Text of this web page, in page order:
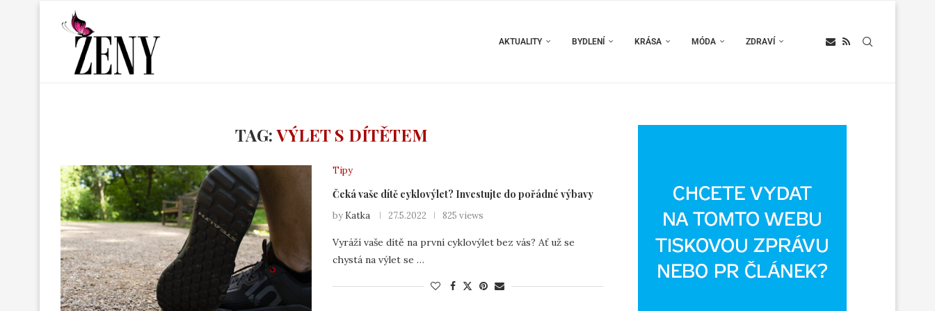
AKTUALITY BYDLENÍ KRÁSA MÓDA ZDRAVÍ
TAG:VÝLET S DÍTĚTEM
Tipy
Čeká vaše dítě cyklovýlet? Investujte do pořádné výbavy
by Katka 27.5.2022 825 views
Vyráží vaše dítě na první cyklovýlet bez vás? Ať už se
chystá na výlet se …